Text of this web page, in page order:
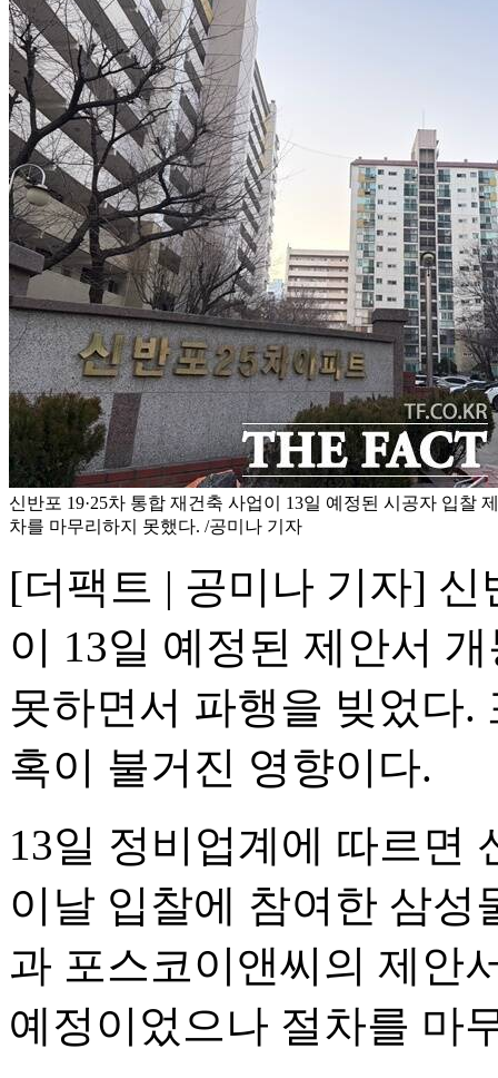
신반포 19·25차 통합 재건축 사업이 13일 예정된 시공자 입찰
차를 마무리하지 못했다. /공미나 기자
[더팩트 | 공미나 기자] 신
이 13일 예정된 제안서
못하면서 파행을 빚었다.
혹이 불거진 영향이다.
13일 정비업계에 따르면
이날 입찰에 참여한 삼
과 포스코이앤씨의 제안
예정이었으나 절차를 마